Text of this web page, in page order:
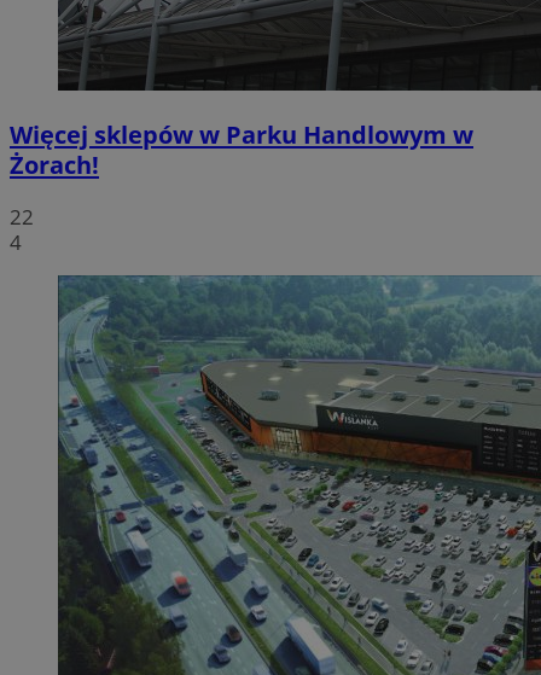
Więcej sklepów w Parku Handlowym w
Żorach!
22
4